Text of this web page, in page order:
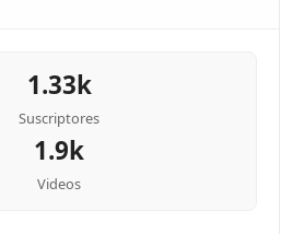
1.33k
Suscriptores
1.9k
Videos